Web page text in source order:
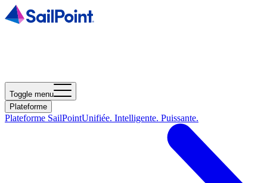
Toggle menu
Plateforme
Plateforme SailPointUnifiée. Intelligente. Puissante.